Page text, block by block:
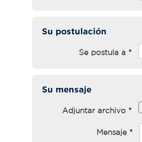
Su postulación
Se postula a *
Su mensaje
Adjuntar archivo *
Mensaje *